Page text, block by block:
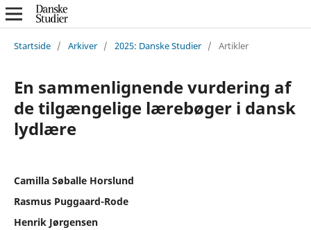
Startside / Arkiver / 2025: Danske Studier / Artikler
En sammenlignende vurdering af
de tilgængelige lærebøger i dansk
lydlære
Camilla Søballe Horslund
Rasmus Puggaard-Rode
Henrik Jørgensen